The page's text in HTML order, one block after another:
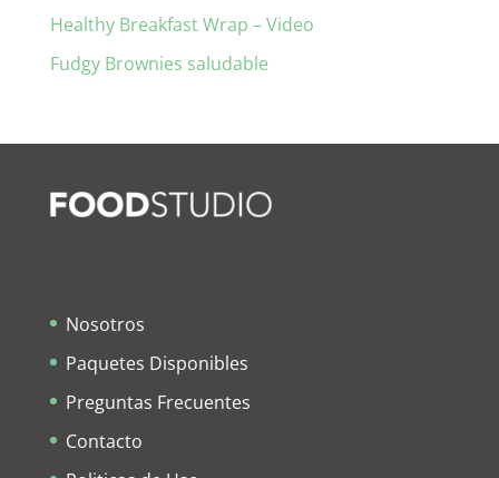
Healthy Breakfast Wrap – Video
Fudgy Brownies saludable
Nosotros
Paquetes Disponibles
Preguntas Frecuentes
Contacto